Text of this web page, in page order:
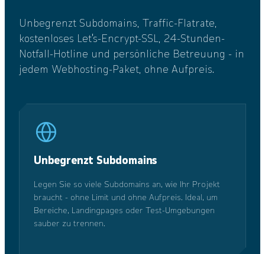
Unbegrenzt Subdomains, Traffic-Flatrate,
kostenloses Let's-Encrypt-SSL, 24-Stunden-
Notfall-Hotline und persönliche Betreuung - in
jedem Webhosting-Paket, ohne Aufpreis.
Unbegrenzt Subdomains
Legen Sie so viele Subdomains an, wie Ihr Projekt
braucht - ohne Limit und ohne Aufpreis. Ideal, um
Bereiche, Landingpages oder Test-Umgebungen
sauber zu trennen.